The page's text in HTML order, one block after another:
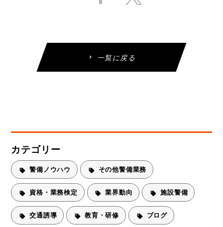
一覧に戻る
カテゴリー
警備ノウハウ その他警備業務
資格・業務検定 業界動向 施設警備
交通誘導 教育・研修 ブログ